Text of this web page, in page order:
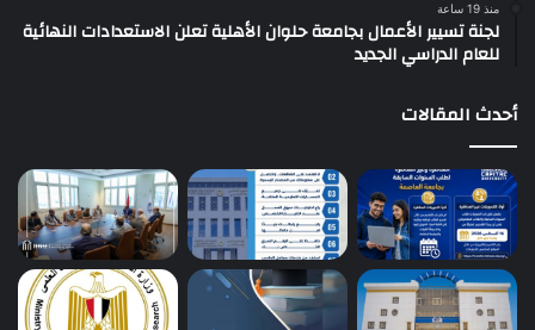
منذ 19 ساعة
لجنة تسيير الأعمال بجامعة حلوان الأهلية تعلن الاستعدادات النهائية
للعام الدراسي الجديد
أحدث المقالات